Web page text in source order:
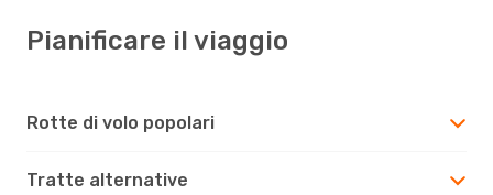
Pianificare il viaggio
Rotte di volo popolari
Tratte alternative